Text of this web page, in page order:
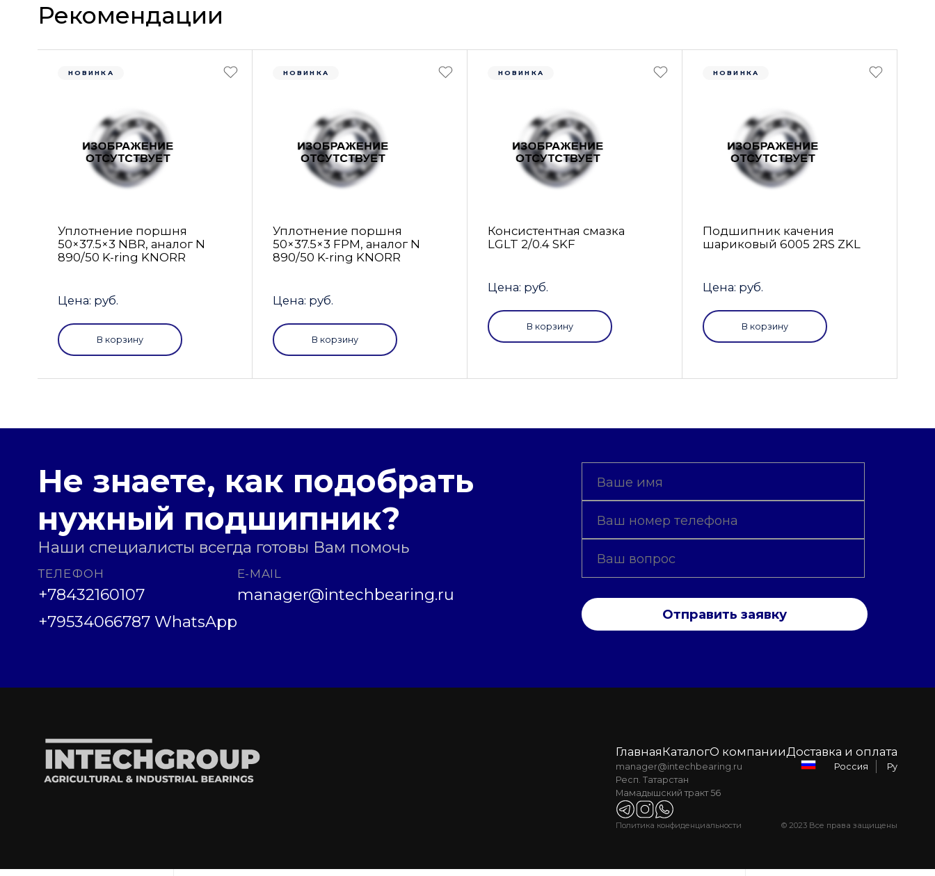
Рекомендации
НОВИНКА
Уплотнение поршня
50×37.5×3 NBR, аналог N
890/50 K-ring KNORR
Цена: руб.
В корзину
НОВИНКА
Уплотнение поршня
50×37.5×3 FРM, аналог N
890/50 K-ring KNORR
Цена: руб.
В корзину
НОВИНКА
Консистентная смазка
LGLT 2/0.4 SKF
Цена: руб.
В корзину
НОВИНКА
Подшипник качения
шариковый 6005 2RS ZKL
Цена: руб.
В корзину
Не знаете, как подобрать
нужный подшипник?
Наши специалисты всегда готовы Вам помочь
ТЕЛЕФОН
+78432160107
+79534066787 WhatsApp
E-MAIL
manager@intechbearing.ru
Отправить заявку
ГлавнаяКаталогО компанииДоставка и оплата
manager@intechbearing.ru
Респ. Татарстан
Мамадышский тракт 56
Россия Ру
Политика конфиденциальности © 2023 Все права защищены